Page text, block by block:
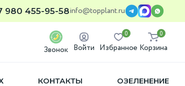
980 455-95-58info@topplant.ru
Звонок Войти
0
Избранное
0
Корзина
КОНТАКТЫ ОЗЕЛЕНЕНИЕ